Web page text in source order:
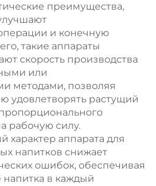
преимущества,
и конечную
такие аппараты
скорость производства
или
методами, позволяя
удовлетворять растущий
рабочую силу.
характер аппарата для
напитков снижает
ошибок, обеспечивая
в каждый